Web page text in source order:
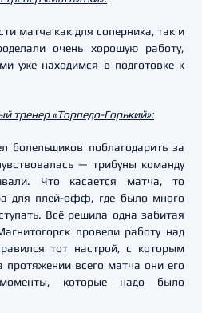
матча как для соперника, так и
очень хорошую работу,
уже находимся в подготовке к
тренер «Торпедо-Горький»:
болельщиков поблагодарить за
— трибуны команду
Что касается матча, то
для плей-офф, где было много
Всё решила одна забитая
провели работу над
тот настрой, с которым
всего матча они его
которые надо было